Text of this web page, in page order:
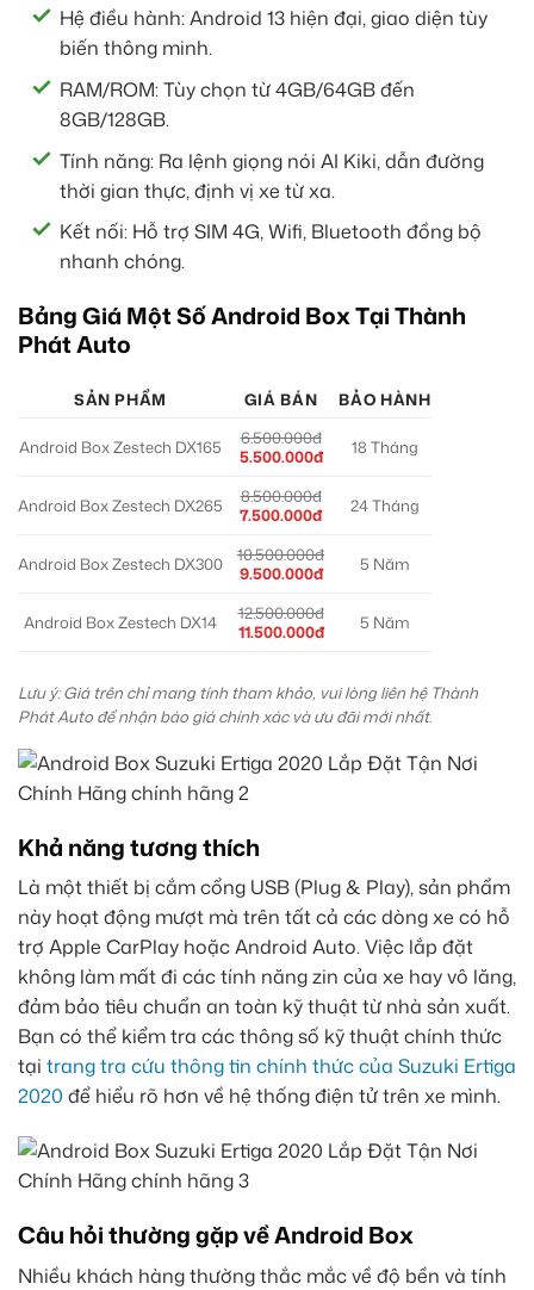
Hệ điều hành: Android 13 hiện đại, giao diện tùy
biến thông minh.
RAM/ROM: Tùy chọn từ 4GB/64GB đến
8GB/128GB.
Tính năng: Ra lệnh giọng nói AI Kiki, dẫn đường
thời gian thực, định vị xe từ xa.
Kết nối: Hỗ trợ SIM 4G, Wifi, Bluetooth đồng bộ
nhanh chóng.
Bảng Giá Một Số Android Box Tại Thành
Phát Auto
SẢN PHẨM GIÁ BÁN BẢO HÀNH
Android Box Zestech DX165
6.500.000đ
5.500.000đ
18 Tháng
Android Box Zestech DX265
8.500.000đ
7.500.000đ
24 Tháng
Android Box Zestech DX300
10.500.000đ
9.500.000đ
5 Năm
Android Box Zestech DX14
12.500.000đ
11.500.000đ
5 Năm
Lưu ý: Giá trên chỉ mang tính tham khảo, vui lòng liên hệ Thành
Phát Auto để nhận báo giá chính xác và ưu đãi mới nhất.
Khả năng tương thích
Là một thiết bị cắm cổng USB (Plug & Play), sản phẩm
này hoạt động mượt mà trên tất cả các dòng xe có hỗ
trợ Apple CarPlay hoặc Android Auto. Việc lắp đặt
không làm mất đi các tính năng zin của xe hay vô lăng,
đảm bảo tiêu chuẩn an toàn kỹ thuật từ nhà sản xuất.
Bạn có thể kiểm tra các thông số kỹ thuật chính thức
tại trang tra cứu thông tin chính thức của Suzuki Ertiga
2020 để hiểu rõ hơn về hệ thống điện tử trên xe mình.
Câu hỏi thường gặp về Android Box
Nhiều khách hàng thường thắc mắc về độ bền và tính